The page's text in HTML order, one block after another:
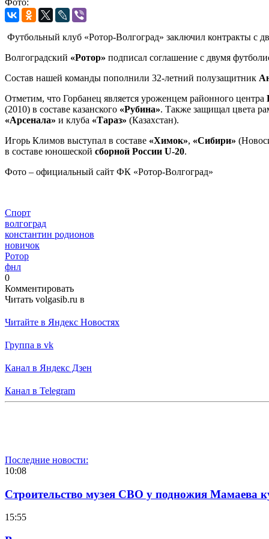
Футбольный клуб «Ротор-Волгоград» заключил контракты с
Волгоградский «Ротор» подписал соглашение с двумя
Состав нашей команды пополнили 32-летний полузащитник
Отметим, что Горбанец является уроженцем районного центра
(2010) в составе казанского «Рубина». Также защищал цвета
«Арсенала» и клуба «Тараз» (Казахстан).
Игорь Климов выступал в составе «Химок», «Сибири»
в составе юношеской сборной России U-20.
Фото – официальный сайт ФК «Ротор-Волгоград»
Спорт
волгоград
константин родионов
новичок
Ротор
фнл
0
Комментировать
Читать volgasib.ru в
Читайте в Яндекс Новостях
Группа в vk
Канал в Яндекс Дзен
Канал в Telegram
Последние новости:
10:08
Строительство музея СВО у подножия
15:55